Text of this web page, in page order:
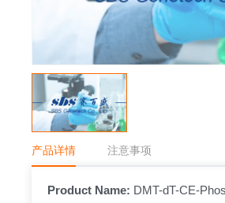
产品详情 注意事项
Product Name: DMT-dT-CE-